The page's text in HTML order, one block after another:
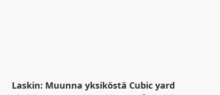
Laskin: Muunna yksiköstä Cubic yard